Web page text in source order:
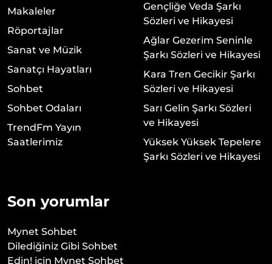
Makaleler
Röportajlar
Sanat ve Müzik
Sanatçı Hayatları
Sohbet
Sohbet Odaları
TrendFm Yayın
Saatlerimiz
Gençliğe Veda Şarkı
Sözleri ve Hikayesi
Ağlar Gezerim Seninle
Şarkı Sözleri ve Hikayesi
Kara Tren Gecikir Şarkı
Sözleri ve Hikayesi
Sarı Gelin Şarkı Sözleri
ve Hikayesi
Yüksek Yüksek Tepelere
Şarkı Sözleri ve Hikayesi
Son yorumlar
Mynet Sohbet
Dilediğiniz Gibi Sohbet
Edin! için Mynet Sohbet